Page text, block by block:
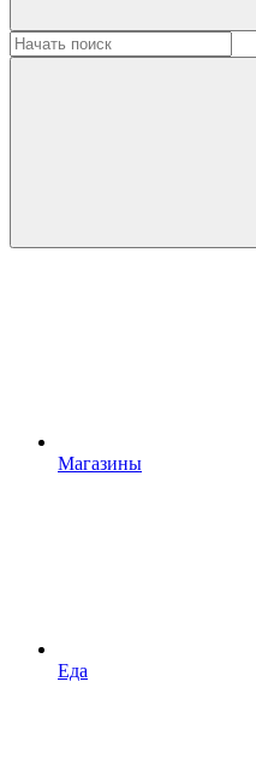
Магазины
Еда